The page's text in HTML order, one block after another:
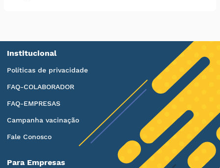
Institucional
Políticas de privacidade
FAQ-COLABORADOR
FAQ-EMPRESAS
Campanha vacinação
Fale Conosco
Para Empresas